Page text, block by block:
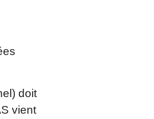
doit
vient